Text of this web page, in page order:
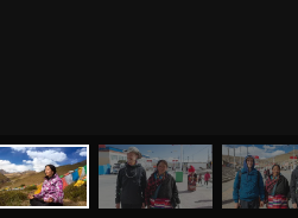
МЕНЮ О НАС МАГАЗИН